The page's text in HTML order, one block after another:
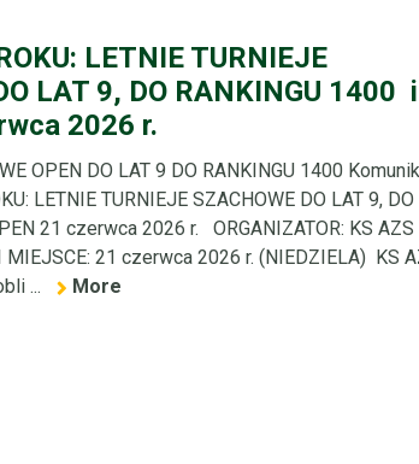
LETNIE TURNIEJE
LAT 9, DO RANKINGU 1400 i
2026 r.
OPEN DO LAT 9 DO RANKINGU 1400
LETNIE TURNIEJE SZACHOWE DO LAT 9, DO
21 czerwca 2026 r. ORGANIZATOR: KS AZS
21 czerwca 2026 r. (NIEDZIELA) KS
...
More